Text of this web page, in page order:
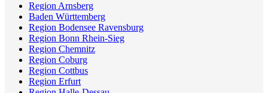
Region Arnsberg
Baden Württemberg
Region Bodensee Ravensburg
Region Bonn Rhein-Sieg
Region Chemnitz
Region Coburg
Region Cottbus
Region Erfurt